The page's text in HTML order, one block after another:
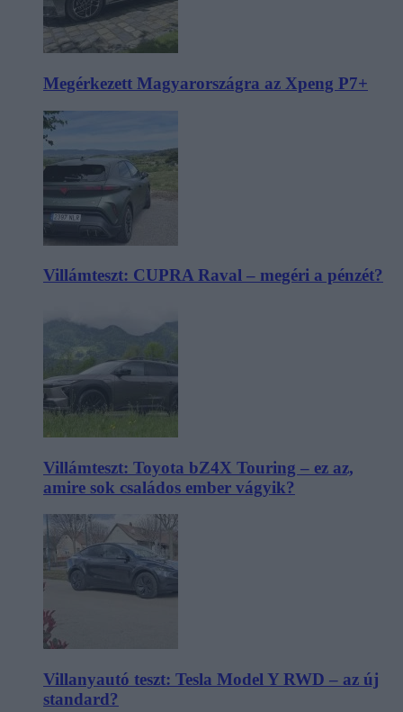
Megérkezett Magyarországra az Xpeng P7+
Villámteszt: CUPRA Raval – megéri a pénzét?
Villámteszt: Toyota bZ4X Touring – ez az,
amire sok családos ember vágyik?
Villanyautó teszt: Tesla Model Y RWD – az új
standard?